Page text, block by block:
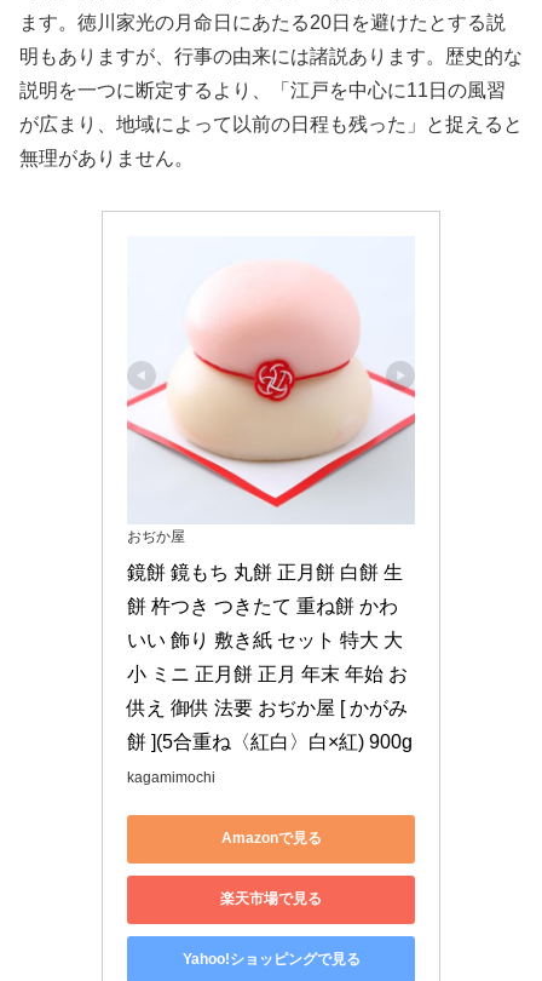
ます。徳川家光の月命日にあたる20日を避けたとする説
明もありますが、行事の由来には諸説あります。歴史的な
説明を一つに断定するより、「江戸を中心に11日の風習
が広まり、地域によって以前の日程も残った」と捉えると
無理がありません。
おぢか屋
鏡餅 鏡もち 丸餅 正月餅 白餅 生
餅 杵つき つきたて 重ね餅 かわ
いい 飾り 敷き紙 セット 特大 大
小 ミニ 正月餅 正月 年末 年始 お
供え 御供 法要 おぢか屋 [ かがみ
餅 ](5合重ね〈紅白〉白×紅) 900g
kagamimochi
Amazonで見る
楽天市場で見る
Yahoo!ショッピングで見る